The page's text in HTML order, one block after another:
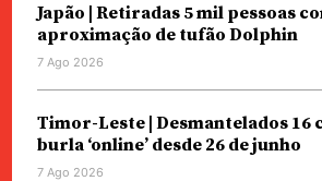
Japão | Retiradas 5 mil pessoas
aproximação de tufão Dolphin
7 Ago 2026
Timor-Leste | Desmantelados 16
burla ‘online’ desde 26 de junho
7 Ago 2026